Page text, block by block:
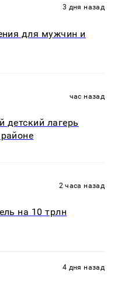
3 дня назад
для мужчин и
час назад
детский лагерь
2 часа назад
на 10 трлн
4 дня назад